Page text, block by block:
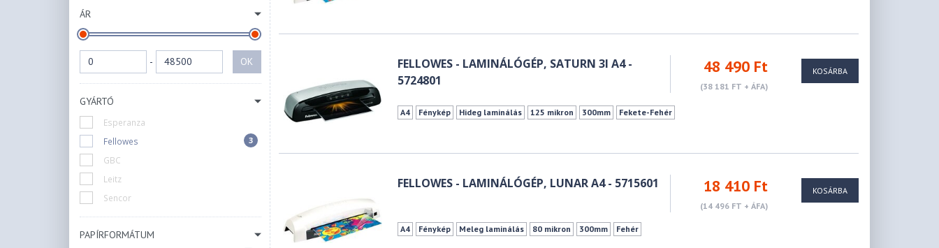
ÁR
- OK
GYÁRTÓ
Esperanza
Fellowes
3
GBC
Leitz
Sencor
PAPÍRFORMÁTUM
FELLOWES - LAMINÁLÓGÉP, SATURN 3I A4 -
5724801
48 490 Ft
(38 181 FT + ÁFA)
A4 Fénykép Hideg laminálás 125 mikron 300mm Fekete-Fehér
KOSÁRBA
FELLOWES - LAMINÁLÓGÉP, LUNAR A4 - 5715601 18 410 Ft
(14 496 FT + ÁFA)
A4 Fénykép Meleg laminálás 80 mikron 300mm Fehér
KOSÁRBA